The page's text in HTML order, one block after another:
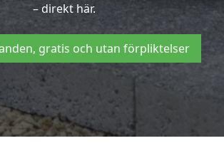
– direkt här.
gratis och utan förpliktelser